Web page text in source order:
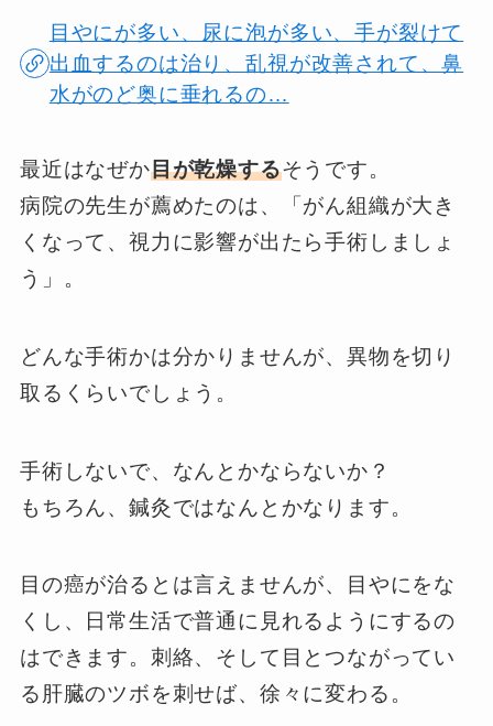
目やにが多い、尿に泡が多い、手が裂けて
出血するのは治り、乱視が改善されて、鼻
水がのど奥に垂れるの…
最近はなぜか目が乾燥するそうです。
病院の先生が薦めたのは、「がん組織が大き
くなって、視力に影響が出たら手術しましょ
う」。
どんな手術かは分かりませんが、異物を切り
取るくらいでしょう。
手術しないで、なんとかならないか？
もちろん、鍼灸ではなんとかなります。
目の癌が治るとは言えませんが、目やにをな
くし、日常生活で普通に見れるようにするの
はできます。刺絡、そして目とつながってい
る肝臓のツボを刺せば、徐々に変わる。